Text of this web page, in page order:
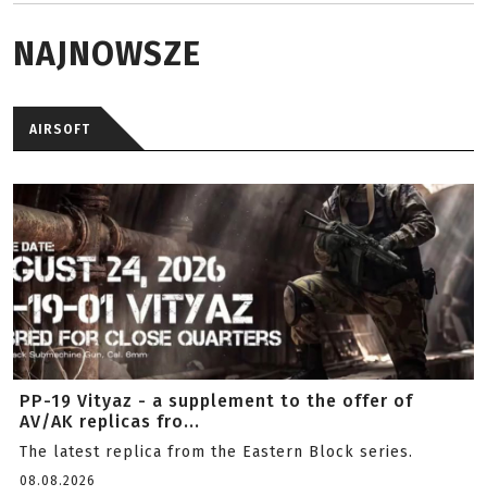
NAJNOWSZE
AIRSOFT
PP-19 Vityaz - a supplement to the offer of
AV/AK replicas fro...
The latest replica from the Eastern Block series.
08.08.2026